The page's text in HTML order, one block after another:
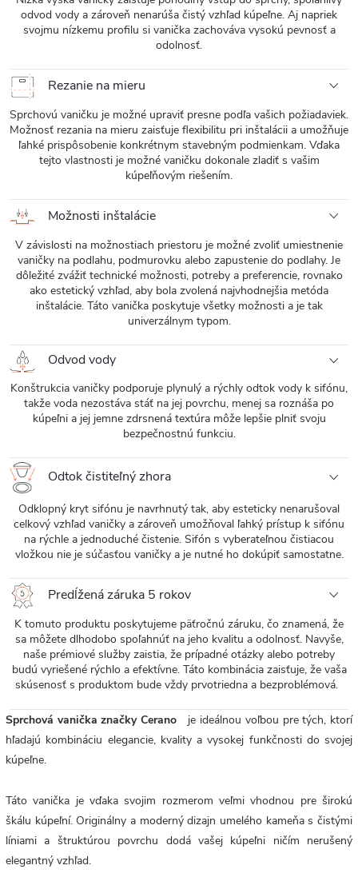
odvod vody a zároveň nenarúša čistý vzhľad kúpeľne. Aj napriek
svojmu nízkemu profilu si vanička zachováva vysokú pevnosť a
odolnosť.
Rezanie na mieru
Sprchovú vaničku je možné upraviť presne podľa vašich požiadaviek.
Možnosť rezania na mieru zaisťuje flexibilitu pri inštalácii a umožňuje
ľahké prispôsobenie konkrétnym stavebným podmienkam. Vďaka
tejto vlastnosti je možné vaničku dokonale zladiť s vašim
kúpeľňovým riešením.
Možnosti inštalácie
V závislosti na možnostiach priestoru je možné zvoliť umiestnenie
vaničky na podlahu, podmurovku alebo zapustenie do podlahy. Je
dôležité zvážiť technické možnosti, potreby a preferencie, rovnako
ako estetický vzhľad, aby bola zvolená najvhodnejšia metóda
inštalácie. Táto vanička poskytuje všetky možnosti a je tak
univerzálnym typom.
Odvod vody
Konštrukcia vaničky podporuje plynulý a rýchly odtok vody k sifónu,
takže voda nezostáva stáť na jej povrchu, menej sa roznáša po
kúpeľni a jej jemne zdrsnená textúra môže lepšie plniť svoju
bezpečnostnú funkciu.
Odtok čistiteľný zhora
Odklopný kryt sifónu je navrhnutý tak, aby esteticky nenarušoval
celkový vzhľad vaničky a zároveň umožňoval ľahký prístup k sifónu
na rýchle a jednoduché čistenie. Sifón s vyberateľnou čistiacou
vložkou nie je súčasťou vaničky a je nutné ho dokúpiť samostatne.
Predĺžená záruka 5 rokov
K tomuto produktu poskytujeme päťročnú záruku, čo znamená, že
sa môžete dlhodobo spoľahnúť na jeho kvalitu a odolnosť. Navyše,
naše prémiové služby zaistia, že prípadné otázky alebo potreby
budú vyriešené rýchlo a efektívne. Táto kombinácia zaisťuje, že vaša
skúsenosť s produktom bude vždy prvotriedna a bezproblémová.
Sprchová vanička značky Cerano
je ideálnou voľbou pre tých, ktorí
hľadajú kombináciu elegancie, kvality a vysokej funkčnosti do svojej
kúpeľne.
Táto vanička je vďaka svojim rozmerom veľmi vhodnou pre širokú
škálu kúpeľní. Originálny a moderný dizajn umelého kameňa s čistými
líniami a štruktúrou povrchu dodá vašej kúpeľni ničím nerušený
elegantný vzhľad.